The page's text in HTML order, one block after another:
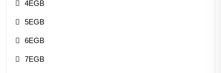
4EGB
5EGB
6EGB
7EGB